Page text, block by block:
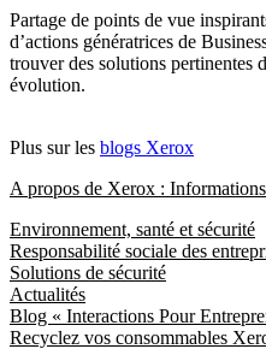
Partage de points de vue
d’actions génératrices de
trouver des solutions pertinentes
évolution.
Plus sur les blogs Xerox
A propos de Xerox :
Environnement, santé et sécurité
Responsabilité sociale des
Solutions de sécurité
Actualités
Blog « Interactions Pour
Recyclez vos consommables